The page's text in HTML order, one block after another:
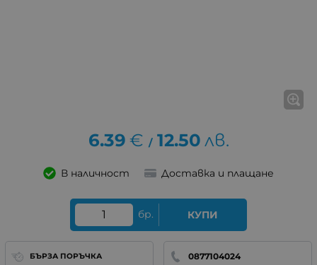
6.39 € / 12.50 лв.
В наличност Доставка и плащане
бр. КУПИ
БЪРЗА ПОРЪЧКА 0877104024